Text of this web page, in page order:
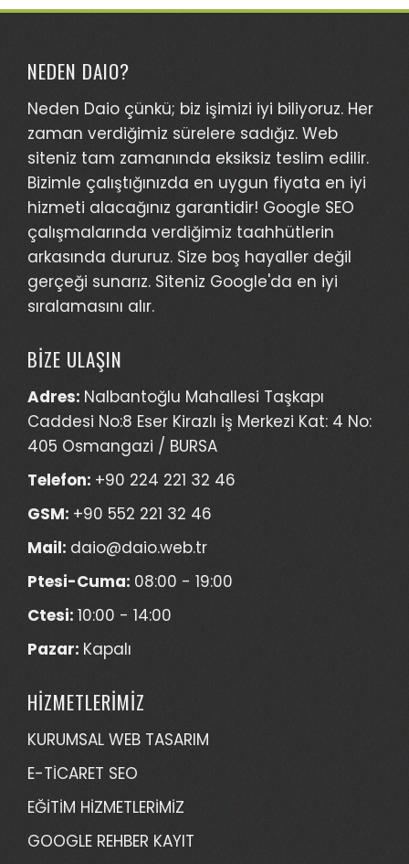
NEDEN DAIO?
Neden Daio çünkü; biz işimizi iyi biliyoruz. Her
zaman verdiğimiz sürelere sadığız. Web
siteniz tam zamanında eksiksiz teslim edilir.
Bizimle çalıştığınızda en uygun fiyata en iyi
hizmeti alacağınız garantidir! Google SEO
çalışmalarında verdiğimiz taahhütlerin
arkasında dururuz. Size boş hayaller değil
gerçeği sunarız. Siteniz Google'da en iyi
sıralamasını alır.
BİZE ULAŞIN
Adres: Nalbantoğlu Mahallesi Taşkapı
Caddesi No:8 Eser Kirazlı İş Merkezi Kat: 4 No:
405 Osmangazi / BURSA
Telefon: +90 224 221 32 46
GSM: +90 552 221 32 46
Mail: daio@daio.web.tr
Ptesi-Cuma: 08:00 - 19:00
Ctesi: 10:00 - 14:00
Pazar: Kapalı
HİZMETLERİMİZ
KURUMSAL WEB TASARIM
E-TİCARET SEO
EĞİTİM HİZMETLERİMİZ
GOOGLE REHBER KAYIT